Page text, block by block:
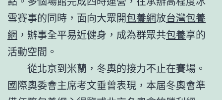
雪賽事的同時，面向大眾開包養網放台灣包養
網 ，辦事全平易近健身，成為群眾共包養享的
活動空間。
從北京到米蘭，冬奧的接力不止在賽場。
國際奧委會主席考文垂曾表現，本屆冬奧會準